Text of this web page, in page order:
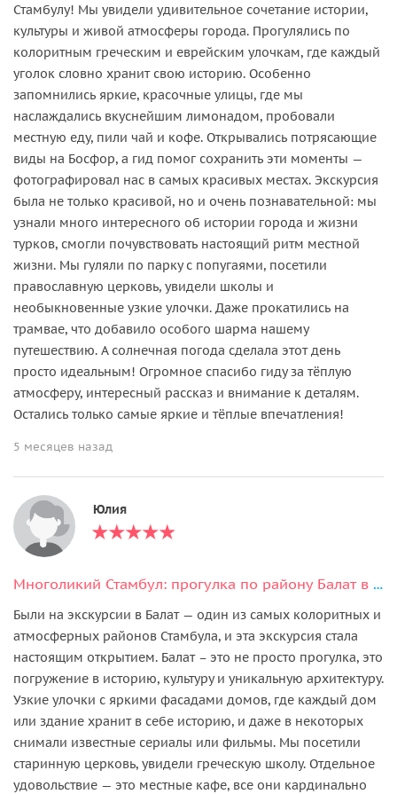
Стамбулу! Мы увидели удивительное сочетание истории,
культуры и живой атмосферы города. Прогулялись по
колоритным греческим и еврейским улочкам, где каждый
уголок словно хранит свою историю. Особенно
запомнились яркие, красочные улицы, где мы
наслаждались вкуснейшим лимонадом, пробовали
местную еду, пили чай и кофе. Открывались потрясающие
виды на Босфор, а гид помог сохранить эти моменты —
фотографировал нас в самых красивых местах. Экскурсия
была не только красивой, но и очень познавательной: мы
узнали много интересного об истории города и жизни
турков, смогли почувствовать настоящий ритм местной
жизни. Мы гуляли по парку с попугаями, посетили
православную церковь, увидели школы и
необыкновенные узкие улочки. Даже прокатились на
трамвае, что добавило особого шарма нашему
путешествию. А солнечная погода сделала этот день
просто идеальным! Огромное спасибо гиду за тёплую
атмосферу, интересный рассказ и внимание к деталям.
Остались только самые яркие и тёплые впечатления!
5 месяцев назад
Юлия
Многоликий Стамбул: прогулка по району Балат в мини-группе
Были на экскурсии в Балат — один из самых колоритных и
атмосферных районов Стамбула, и эта экскурсия стала
настоящим открытием. Балат – это не просто прогулка, это
погружение в историю, культуру и уникальную архитектуру.
Узкие улочки с яркими фасадами домов, где каждый дом
или здание хранит в себе историю, и даже в некоторых
снимали известные сериалы или фильмы. Мы посетили
старинную церковь, увидели греческую школу. Отдельное
удовольствие — это местные кафе, все они кардинально